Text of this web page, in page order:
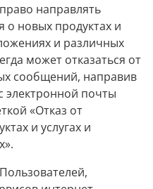
направлять
о новых продуктах и
и различных
может отказаться от
сообщений, направив
электронной почты
«Отказ от
и услугах и